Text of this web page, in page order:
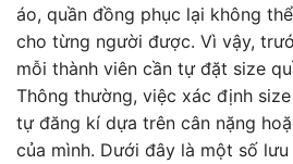
áo, quần đồng phục lại không
cho từng người được. Vì vậy,
mỗi thành viên cần tự đặt size
Thông thường, việc xác định
tự đăng kí dựa trên cân nặng
của mình. Dưới đây là một số